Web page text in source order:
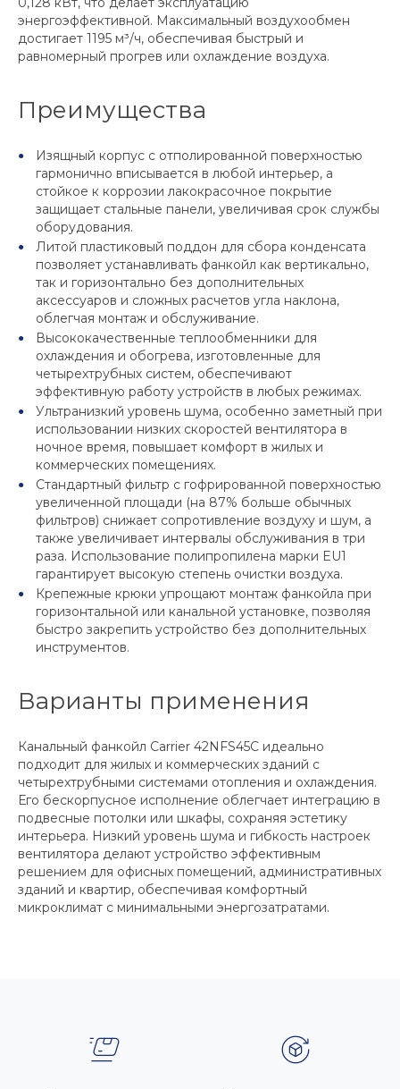
энергоэффективной. Максимальный воздухообмен
достигает 1195 м³/ч, обеспечивая быстрый и
равномерный прогрев или охлаждение воздуха.
Преимущества
Изящный корпус с отполированной поверхностью
гармонично вписывается в любой интерьер, а
стойкое к коррозии лакокрасочное покрытие
защищает стальные панели, увеличивая срок службы
оборудования.
Литой пластиковый поддон для сбора конденсата
позволяет устанавливать фанкойл как вертикально,
так и горизонтально без дополнительных
аксессуаров и сложных расчетов угла наклона,
облегчая монтаж и обслуживание.
Высококачественные теплообменники для
охлаждения и обогрева, изготовленные для
четырехтрубных систем, обеспечивают
эффективную работу устройств в любых режимах.
Ультранизкий уровень шума, особенно заметный при
использовании низких скоростей вентилятора в
ночное время, повышает комфорт в жилых и
коммерческих помещениях.
Стандартный фильтр с гофрированной поверхностью
увеличенной площади (на 87% больше обычных
фильтров) снижает сопротивление воздуху и шум, а
также увеличивает интервалы обслуживания в три
раза. Использование полипропилена марки EU1
гарантирует высокую степень очистки воздуха.
Крепежные крюки упрощают монтаж фанкойла при
горизонтальной или канальной установке, позволяя
быстро закрепить устройство без дополнительных
инструментов.
Варианты применения
Канальный фанкойл Carrier 42NFS45C идеально
подходит для жилых и коммерческих зданий с
четырехтрубными системами отопления и охлаждения.
Его бескорпусное исполнение облегчает интеграцию в
подвесные потолки или шкафы, сохраняя эстетику
интерьера. Низкий уровень шума и гибкость настроек
вентилятора делают устройство эффективным
решением для офисных помещений, административных
зданий и квартир, обеспечивая комфортный
микроклимат с минимальными энергозатратами.